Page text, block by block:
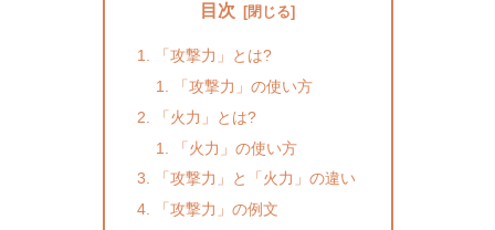
目次
「攻撃力」とは?
「攻撃力」の使い方
「火力」とは?
「火力」の使い方
「攻撃力」と「火力」の違い
「攻撃力」の例文